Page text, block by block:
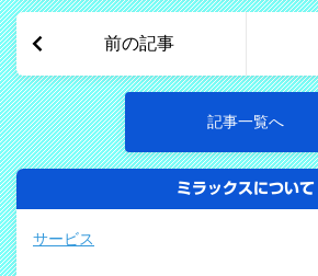
前の記事
記事一覧へ
ミラックスについて
サービス